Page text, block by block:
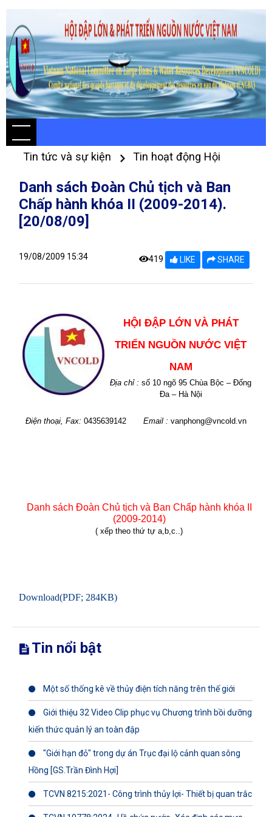
Tin tức và sự kiện Tin hoạt động Hội
Danh sách Đoàn Chủ tịch và Ban
Chấp hành khóa II (2009-2014).
[20/08/09]
19/08/2009 15:34 419 LIKE SHARE
HỘI ĐẬP LỚN VÀ PHÁT
TRIỂN NGUỒN NƯỚC VIỆT
NAM
Địa chỉ : số 10 ngõ 95 Chùa Bộc – Đống
Đa – Hà Nội
Điện thoại, Fax: 0435639142 Email : vanphong@vncold.vn
Danh sách Đoàn Chủ tịch và Ban Chấp hành khóa II
(2009-2014)
( xếp theo thứ tự a,b,c..)
Download(PDF; 284KB)
Tin nổi bật
Một số thống kê về thủy điện tích năng trên thế giới
Giới thiệu 32 Video Clip phục vụ Chương trình bồi dưỡng
kiến thức quản lý an toàn đập
"Giới hạn đỏ" trong dự án Trục đại lộ cảnh quan sông
Hồng [GS.Trần Đình Hợi]
TCVN 8215:2021- Công trình thủy lợi- Thiết bị quan trắc